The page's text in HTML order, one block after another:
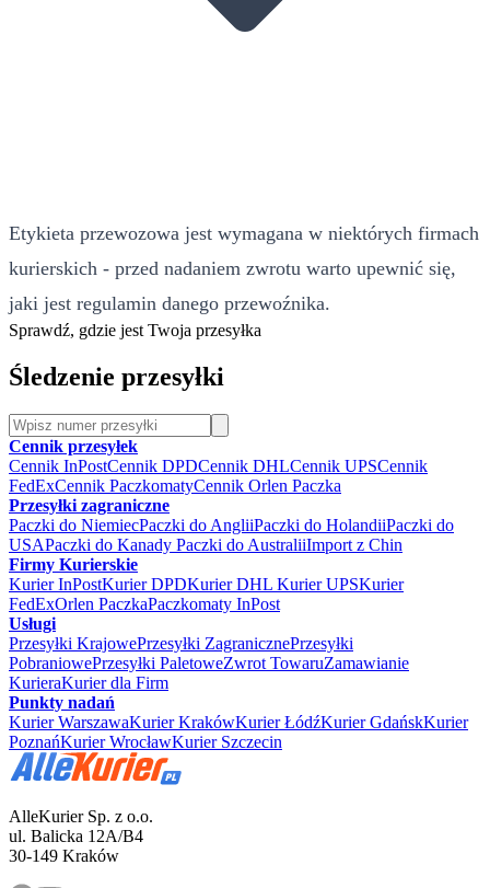
Etykieta przewozowa jest wymagana w niektórych firmach
kurierskich - przed nadaniem zwrotu warto upewnić się,
jaki jest regulamin danego przewoźnika.
Sprawdź, gdzie jest Twoja przesyłka
Śledzenie przesyłki
Cennik przesyłek
Cennik InPostCennik DPDCennik DHLCennik UPSCennik
FedExCennik PaczkomatyCennik Orlen Paczka
Przesyłki zagraniczne
Paczki do NiemiecPaczki do AngliiPaczki do HolandiiPaczki do
USAPaczki do Kanady Paczki do AustraliiImport z Chin
Firmy Kurierskie
Kurier InPostKurier DPDKurier DHL Kurier UPSKurier
FedExOrlen PaczkaPaczkomaty InPost
Usługi
Przesyłki KrajowePrzesyłki ZagranicznePrzesyłki
PobraniowePrzesyłki PaletoweZwrot TowaruZamawianie
KurieraKurier dla Firm
Punkty nadań
Kurier WarszawaKurier KrakówKurier ŁódźKurier GdańskKurier
PoznańKurier WrocławKurier Szczecin
AlleKurier Sp. z o.o.
ul. Balicka 12A/B4
30-149 Kraków